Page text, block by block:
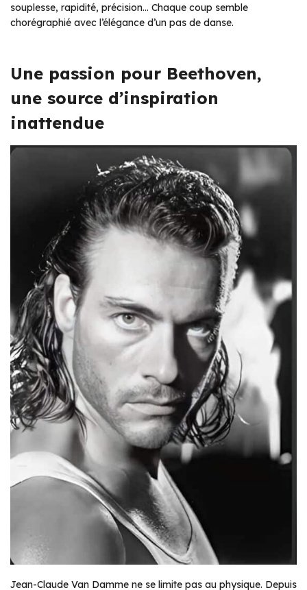
souplesse, rapidité, précision… Chaque coup semble
chorégraphié avec l’élégance d’un pas de danse.
Une passion pour Beethoven,
une source d’inspiration
inattendue
Jean-Claude Van Damme ne se limite pas au physique. Depuis